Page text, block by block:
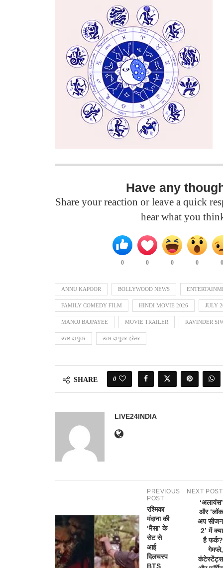
Have any
Share your reaction or leave a quick
hear what you
0 0 0 0
ANNU KAPOOR BOLLYWOOD NEWS
FAMILY COMEDY FILM HINDI MOVIE 2026 JULY
MANOJ BAJPAYEE MOVIE TRAILER RAVINDER
उत्तर दा पुत्तर उत्तर दा पुत्तर ट्रेलर
SHARE 0
LIVE24INDIA
PREVIOUS
POST
रश्मिका
मंदाना की
‘मैसा’ के
सेट से
आई
दिलचस्प
BTS
NEXT POST
‘अलायंस’
और ‘लॉक
अप सीजन
2’ में क्या
है फर्क?
गेमप्ले,
कंटेस्टेंट्स